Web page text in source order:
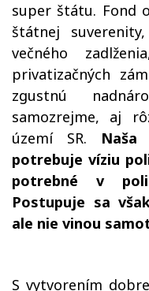
super štátu. Fond
štátnej
večného
privatizačných
zgustnú
samozrejme, aj
území SR. Naša
potrebuje víziu
potrebné v
Postupuje sa
ale nie vinou
S vytvorením